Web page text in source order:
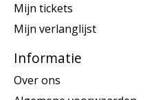
Mijn tickets
Mijn verlanglijst
Informatie
Over ons